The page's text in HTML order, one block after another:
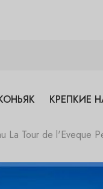
КРЕПКИЕ
La Tour de l'Eveque